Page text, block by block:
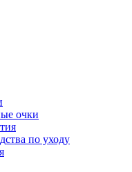
очки
по уходу